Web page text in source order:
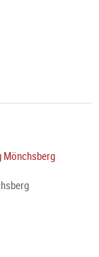
Mönchsberg